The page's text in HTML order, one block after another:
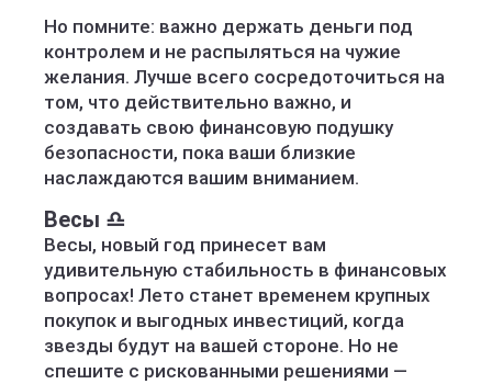
Но помните: важно держать деньги под
контролем и не распыляться на чужие
желания. Лучше всего сосредоточиться на
том, что действительно важно, и
создавать свою финансовую подушку
безопасности, пока ваши близкие
наслаждаются вашим вниманием.
Весы ♎️
Весы, новый год принесет вам
удивительную стабильность в финансовых
вопросах! Лето станет временем крупных
покупок и выгодных инвестиций, когда
звезды будут на вашей стороне. Но не
спешите с рискованными решениями —